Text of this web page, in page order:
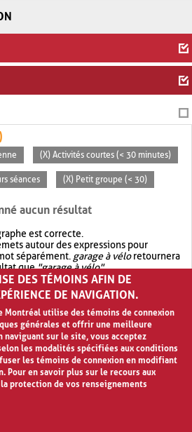
(X) Activités courtes (< 30 minutes)
séances (X) Petit groupe (< 30)
aucun résultat
est correcte.
autour des expressions pour
séparément. garage à véloretournera
que"garage à vélo".
recherche avec OR.garage OR vélo
de résultat quegarage à vélo
DES TÉMOINS AFIN DE
DE NAVIGATION.
Montréal utilise des témoins de connexion
générales et offrir une meilleure
naviguant sur le site, vous acceptez
les modalités spécifiées aux conditions
les témoins de connexion en modifiant
Pour en savoir plus sur le recours aux
protection de vos renseignements